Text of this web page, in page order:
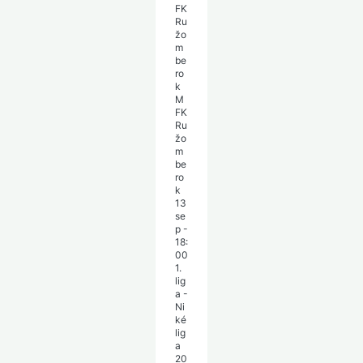
M
FK
Ru
žo
m
be
ro
k
13
se
p -
18:
00
1.
lig
a -
Ni
ké
lig
a
20